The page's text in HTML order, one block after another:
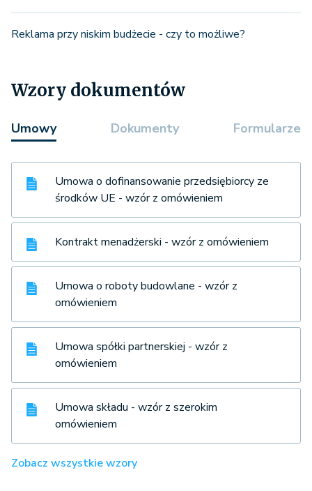
Reklama przy niskim budżecie - czy to możliwe?
Wzory dokumentów
Umowy Dokumenty Formularze
Umowa o dofinansowanie przedsiębiorcy ze
środków UE - wzór z omówieniem
Kontrakt menadżerski - wzór z omówieniem
Umowa o roboty budowlane - wzór z
omówieniem
Umowa spółki partnerskiej - wzór z
omówieniem
Umowa składu - wzór z szerokim
omówieniem
Zobacz wszystkie wzory